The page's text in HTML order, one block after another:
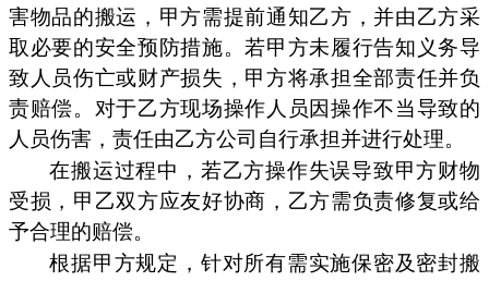
害物品的搬运，甲方需提前通知乙方，并由乙方采
取必要的安全预防措施。若甲方未履行告知义务导
致人员伤亡或财产损失，甲方将承担全部责任并负
责赔偿。对于乙方现场操作人员因操作不当导致的
人员伤害，责任由乙方公司自行承担并进行处理。
在搬运过程中，若乙方操作失误导致甲方财物
受损，甲乙双方应友好协商，乙方需负责修复或给
予合理的赔偿。
根据甲方规定，针对所有需实施保密及密封搬